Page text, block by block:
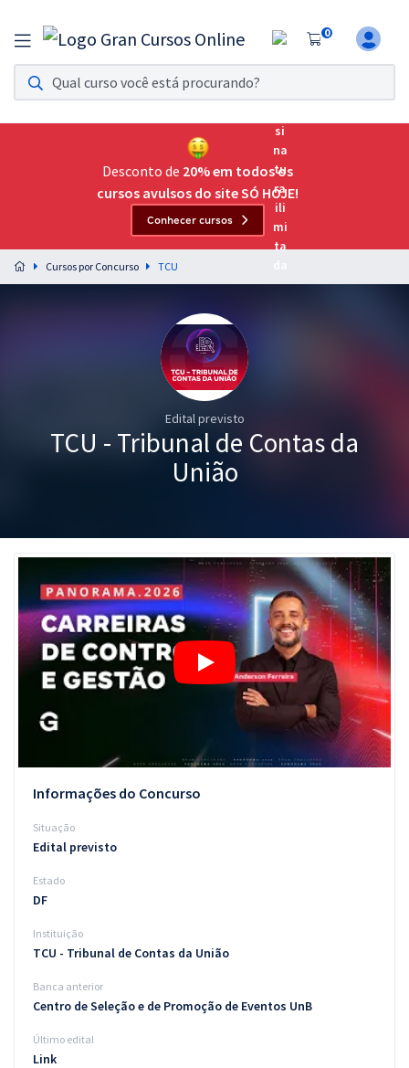
0
Assinatura Ilimitada 11
Acesso a todos os cursos. Teste grátis por 7 dias!
Assinatura OAB Até Passar
Acesso ilimitado a toda preparação para o Exame da
Preparação completa e intensiva para as principais
residências em saúde do Brasil
Questões grátis
Conteúdo gratuito
Blog
Desconto de 20% em todos os
cursos avulsos do site SÓ HOJE!
Conhecer cursos
Cursos por Concurso TCU
Edital previsto
TCU - Tribunal de Contas da
União
Informações do Concurso
Situação
Edital previsto
Estado
DF
Instituição
TCU - Tribunal de Contas da União
Banca anterior
Centro de Seleção e de Promoção de Eventos UnB
Último edital
Link